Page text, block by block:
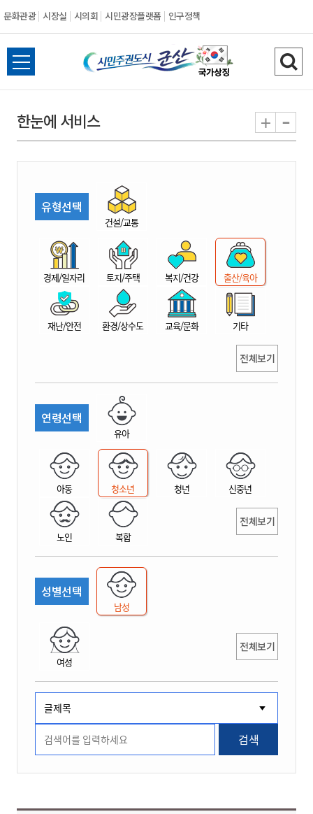
문화관광 시장실 시의회 시민광장플랫폼 인구정책
시
민
권
시
산
전
체
뉴
열
검
색
기
한눈에 서비스 + -
유형선택
건설/교통
경제/일자리 토지/주택 복지/건강 출산/육아
재난/안전 환경/상수도 교육/문화 기타
전체보기
연령선택
유아
아동 청소년 청년 신중년
노인 복합
전체보기
성별선택
남성
여성
전체보기
검색